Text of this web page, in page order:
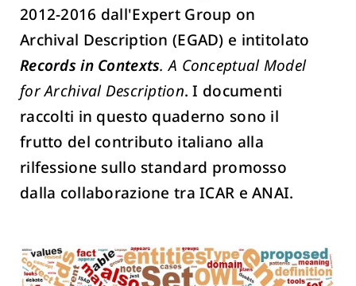
2012-2016 dall'Expert Group on
Archival Description (EGAD) e intitolato
Records in Contexts. A Conceptual Model
for Archival Description. I documenti
raccolti in questo quaderno sono il
frutto del contributo italiano alla
rilfessione sullo standard promosso
dalla collaborazione tra ICAR e ANAI.